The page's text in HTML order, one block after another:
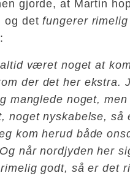
gjorde, at Martin
og det fungerer
været noget at
der det her ekstra.
manglede noget,
noget nyskabelse, så
kom herud både
når nordjyden her
godt, så er det